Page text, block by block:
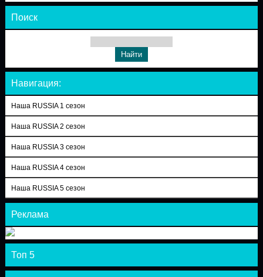
Поиск
Навигация:
Наша RUSSIA 1 сезон
Наша RUSSIA 2 сезон
Наша RUSSIA 3 сезон
Наша RUSSIA 4 сезон
Наша RUSSIA 5 сезон
Реклама
Топ 5